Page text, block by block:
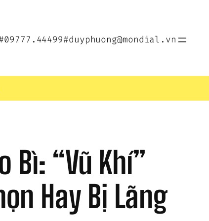
#duyphuong@mondial.vn
Bì: “Vũ Khí”
Hay Bị Lãng